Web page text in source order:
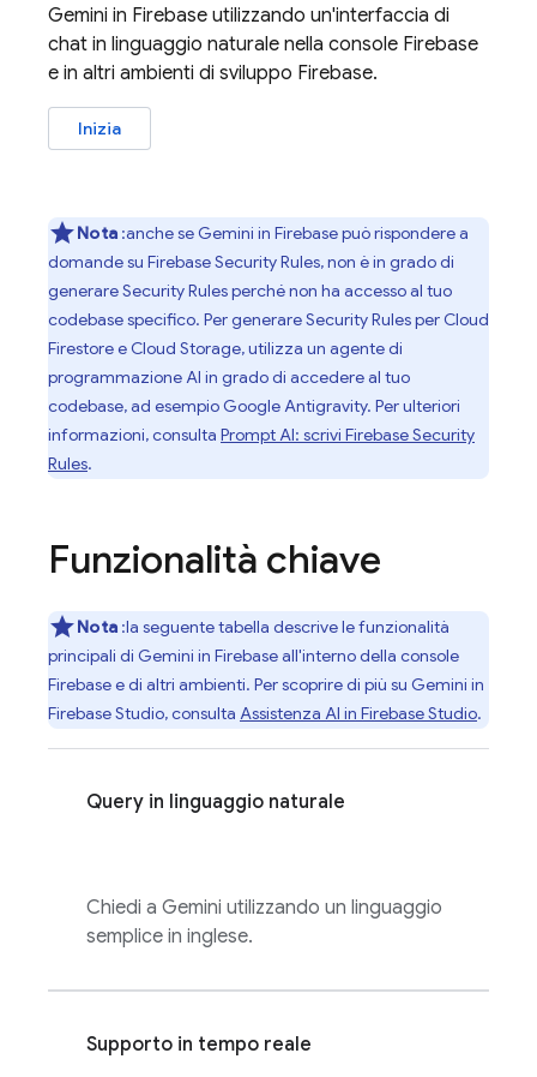
Gemini in Firebase utilizzando un'interfaccia di
chat in linguaggio naturale nella console Firebase
e in altri ambienti di sviluppo Firebase.
Inizia
Nota :anche se Gemini in Firebasepuò rispondere a
domande su Firebase Security Rules, non è in grado di
generareSecurity Rulesperché non ha accesso al tuo
codebase specifico. Per generareSecurity Rulesper Cloud
Firestoree Cloud Storage, utilizza un agente di
programmazione AI in grado di accedere al tuo
codebase, ad esempio Google Antigravity. Per ulteriori
informazioni, consulta Prompt AI: scrivi Firebase Security
Rules.
Funzionalità chiave
Nota :la seguente tabella descrive le funzionalità
principali di Gemini in Firebaseall'interno della console
Firebasee di altri ambienti. Per scoprire di più su Gemini in
Firebase Studio, consulta Assistenza AI in Firebase Studio.
Query in linguaggio naturale
Chiedi a Gemini utilizzando un linguaggio
semplice in inglese.
Supporto in tempo reale